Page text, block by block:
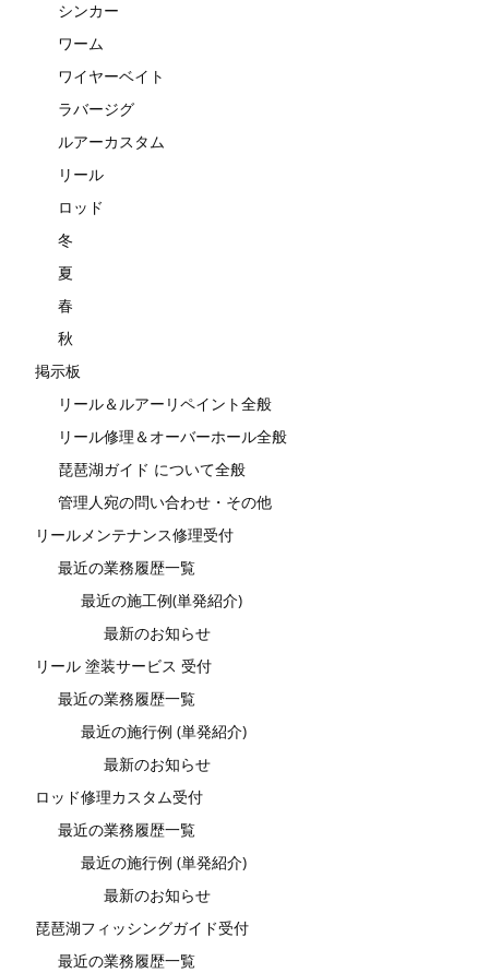
シンカー
ワーム
ワイヤーベイト
ラバージグ
ルアーカスタム
リール
ロッド
冬
夏
春
秋
掲示板
リール＆ルアーリペイント全般
リール修理＆オーバーホール全般
琵琶湖ガイド について全般
管理人宛の問い合わせ・その他
リールメンテナンス修理受付
最近の業務履歴一覧
最近の施工例(単発紹介)
最新のお知らせ
リール 塗装サービス 受付
最近の業務履歴一覧
最近の施行例 (単発紹介)
最新のお知らせ
ロッド修理カスタム受付
最近の業務履歴一覧
最近の施行例 (単発紹介)
最新のお知らせ
琵琶湖フィッシングガイド受付
最近の業務履歴一覧